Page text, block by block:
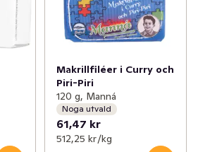
Makrillfiléer i Curry och
Piri-Piri
120 g, Manná
Noga utvald
61,47 kr
512,25 kr /kg